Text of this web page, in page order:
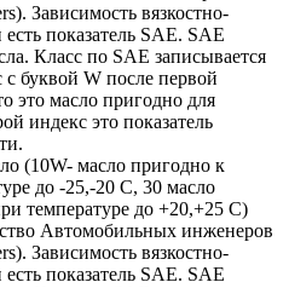
Зависимость вязкостно-
показатель SAE. SAE
Класс по SAE записывается
буквой W после первой
это масло пригодно для
индекс это показатель
(10W- масло пригодно к
до -25,-20 С, 30 масло
температуре до +20,+25 С)
Автомобильных инженеров
Зависимость вязкостно-
показатель SAE. SAE